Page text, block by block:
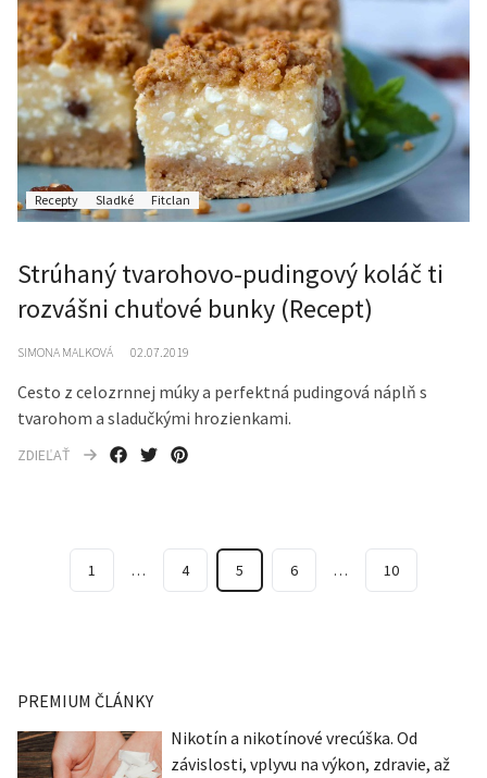
Recepty Sladké Fitclan
Strúhaný tvarohovo-pudingový koláč ti
rozvášni chuťové bunky (Recept)
SIMONA MALKOVÁ 02.07.2019
Cesto z celozrnnej múky a perfektná pudingová náplň s
tvarohom a sladučkými hrozienkami.
ZDIEĽAŤ
1 … 4 5 6 … 10
PREMIUM ČLÁNKY
Nikotín a nikotínové vrecúška. Od
závislosti, vplyvu na výkon, zdravie, až